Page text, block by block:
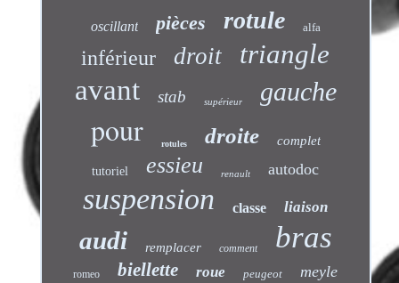
oscillant pièces rotule alfa
inférieur droit triangle
avant stab supérieur gauche
pour rotules droite complet
tutoriel essieu renault autodoc
suspension classe liaison
audi remplacer comment bras
romeo biellette roue peugeot meyle